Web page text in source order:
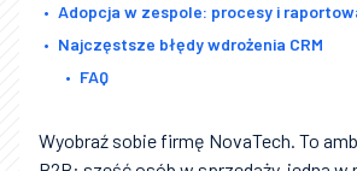
Adopcja w zespole: procesy i
Najczęstsze błędy wdrożenia CRM
FAQ
Wyobraź sobie firmę NovaTech. To